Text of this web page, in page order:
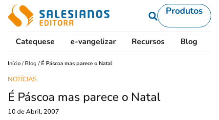
Produtos
Catequese e-vangelizar Recursos Blog
Início / Blog /É Páscoa mas parece o Natal
NOTÍCIAS
É Páscoa mas parece o Natal
10 de Abril, 2007